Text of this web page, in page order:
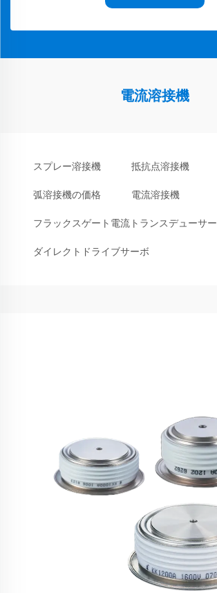
電流溶接機
スプレー溶接機 抵抗点溶接機
弧溶接機の価格 電流溶接機
フラックスゲート電流トランスデューサー
ダイレクトドライブサーボ